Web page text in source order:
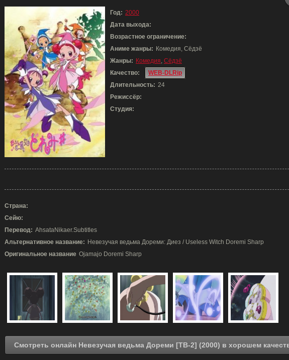
Год: 2000
Дата выхода:
Возрастное ограничение:
Аниме жанры: Комедия, Сёдзё
Жанры: Комедия, Сёдзё
Качество:
WEB-DLRip
Длительность: 24
Режиссёр:
Студия:
Страна:
Сейю:
Перевод: AhsataNikaer.Subtitles
Альтернативное название: Невезучая ведьма Дореми: Диез / Useless Witch Doremi Sharp
Оригинальное название Ojamajo Doremi Sharp
Смотреть онлайн Невезучая ведьма Дореми [ТВ-2] (2000) в хорошем